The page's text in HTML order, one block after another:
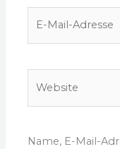
Name, E-Mail-